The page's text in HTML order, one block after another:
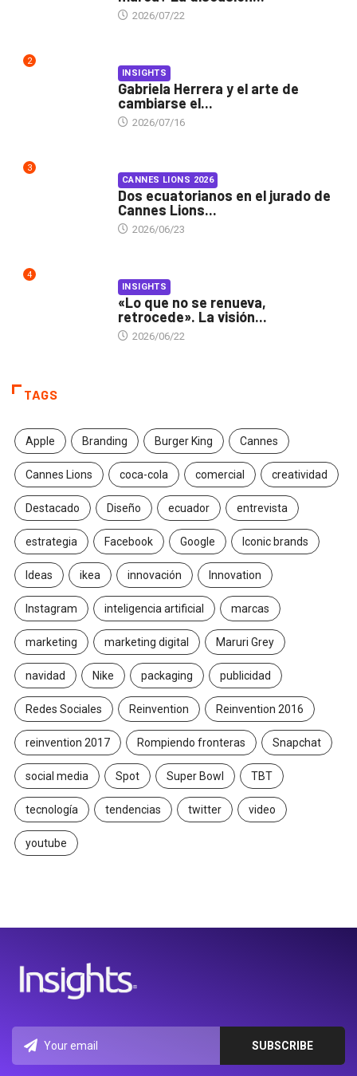
2026/07/22
2
INSIGHTS
Gabriela Herrera y el arte de
cambiarse el...
2026/07/16
3
CANNES LIONS 2026
Dos ecuatorianos en el jurado de
Cannes Lions...
2026/06/23
4
INSIGHTS
«Lo que no se renueva,
retrocede». La visión...
2026/06/22
TAGS
Apple Branding Burger King Cannes
Cannes Lions coca-cola comercial creatividad
Destacado Diseño ecuador entrevista
estrategia Facebook Google Iconic brands
Ideas ikea innovación Innovation
Instagram inteligencia artificial marcas
marketing marketing digital Maruri Grey
navidad Nike packaging publicidad
Redes Sociales Reinvention Reinvention 2016
reinvention 2017 Rompiendo fronteras Snapchat
social media Spot Super Bowl TBT
tecnología tendencias twitter video
youtube